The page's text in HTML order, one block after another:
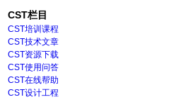
CST栏目
CST培训课程
CST技术文章
CST资源下载
CST使用问答
CST在线帮助
CST设计工程